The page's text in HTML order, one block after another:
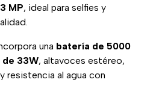
MP, ideal para selfies y
una batería de 5000
de 33W, altavoces estéreo,
resistencia al agua con